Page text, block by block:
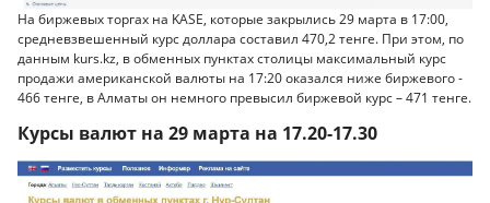
На биржевых торгах на KASE, которые закрылись 29 марта в 17:00,
средневзвешенный курс доллара составил 470,2 тенге. При этом, по
данным kurs.kz, в обменных пунктах столицы максимальный курс
продажи американской валюты на 17:20 оказался ниже биржевого -
466 тенге, в Алматы он немного превысил биржевой курс – 471 тенге.
Курсы валют на 29 марта на 17.20-17.30